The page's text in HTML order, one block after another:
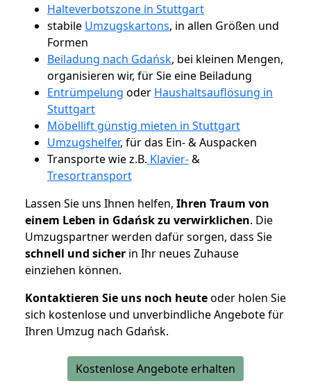
Halteverbotszone in Stuttgart
stabile Umzugskartons, in allen Größen und
Formen
Beiladung nach Gdańsk, bei kleinen Mengen,
organisieren wir, für Sie eine Beiladung
Entrümpelung oder Haushaltsauflösung in
Stuttgart
Möbellift günstig mieten in Stuttgart
Umzugshelfer, für das Ein- & Auspacken
Transporte wie z.B. Klavier-&
Tresortransport
Lassen Sie uns Ihnen helfen, Ihren Traum von
einem Leben in Gdańsk zu verwirklichen. Die
Umzugspartner werden dafür sorgen, dass Sie
schnell und sicher in Ihr neues Zuhause
einziehen können.
Kontaktieren Sie uns noch heuteoder holen Sie
sich kostenlose und unverbindliche Angebote für
Ihren Umzug nach Gdańsk.
Kostenlose Angebote erhalten